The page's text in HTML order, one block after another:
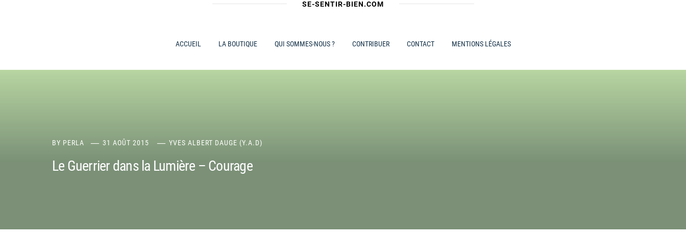
SE-SENTIR-BIEN.COM
ACCUEIL LA BOUTIQUE QUI SOMMES-NOUS ? CONTRIBUER CONTACT MENTIONS LÉGALES
BY PERLA 31 AOÛT 2015 YVES ALBERT DAUGE (Y.A.D)
Le Guerrier dans la Lumière – Courage